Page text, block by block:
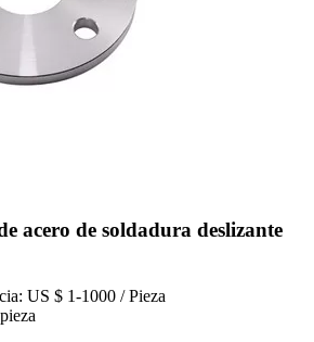
acero de soldadura deslizante
US $ 1-1000 / Pieza